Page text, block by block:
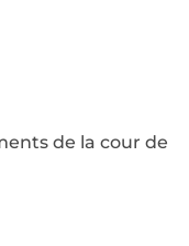
de la cour de